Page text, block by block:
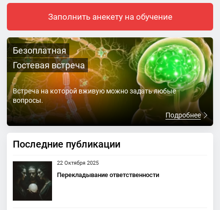
Заполнить анекету на обучение
Безоплатная
Гостевая встреча
Встреча на которой вживую можно задать любые
вопросы.
Подробнее
Последние публикации
22 Октября 2025
Перекладывание ответственности